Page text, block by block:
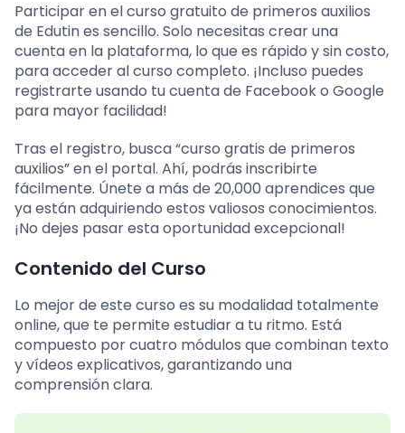
Participar en el curso gratuito de primeros auxilios
de Edutin es sencillo. Solo necesitas crear una
cuenta en la plataforma, lo que es rápido y sin costo,
para acceder al curso completo. ¡Incluso puedes
registrarte usando tu cuenta de Facebook o Google
para mayor facilidad!
Tras el registro, busca “curso gratis de primeros
auxilios” en el portal. Ahí, podrás inscribirte
fácilmente. Únete a más de 20,000 aprendices que
ya están adquiriendo estos valiosos conocimientos.
¡No dejes pasar esta oportunidad excepcional!
Contenido del Curso
Lo mejor de este curso es su modalidad totalmente
online, que te permite estudiar a tu ritmo. Está
compuesto por cuatro módulos que combinan texto
y vídeos explicativos, garantizando una
comprensión clara.